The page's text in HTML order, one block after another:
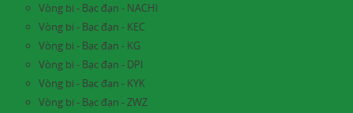
Vòng bi - Bạc đạn - NACHI
Vòng bi - Bạc đạn - KEC
Vòng bi - Bạc đạn - KG
Vòng bi - Bạc đạn - DPI
Vòng bi - Bạc đạn - KYK
Vòng bi - Bạc đạn - ZWZ